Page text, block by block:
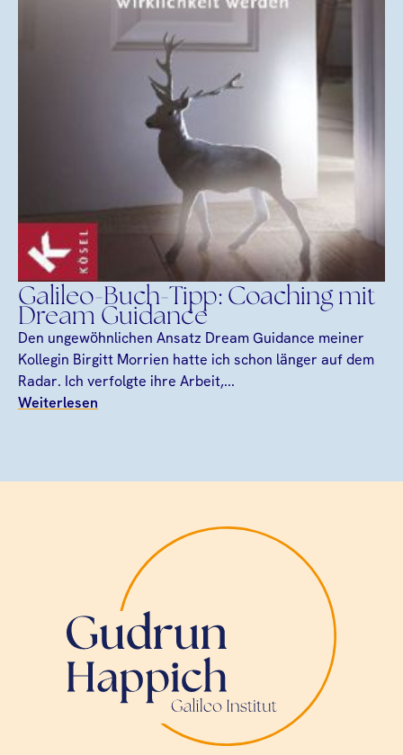
Galileo-Buch-Tipp: Coaching mit
Dream Guidance
Den ungewöhnlichen Ansatz Dream Guidance meiner
Kollegin Birgitt Morrien hatte ich schon länger auf dem
Radar. Ich verfolgte ihre Arbeit,...
Weiterlesen